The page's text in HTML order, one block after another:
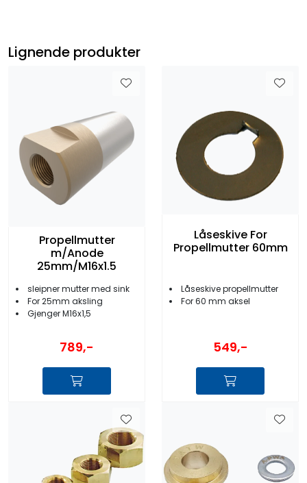
Lignende produkter
Propellmutter
m/Anode
25mm/M16x1.5
sleipner mutter med sink
For 25mm aksling
Gjenger M16x1,5
789,-
Låseskive For
Propellmutter 60mm
Låseskive propellmutter
For 60 mm aksel
549,-